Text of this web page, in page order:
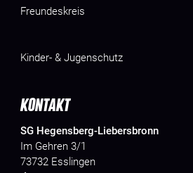
Freundeskreis
Kinder- & Jugenschutz
KONTAKT
SG Hegensberg-Liebersbronn
Im Gehren 3/1
73732 Esslingen